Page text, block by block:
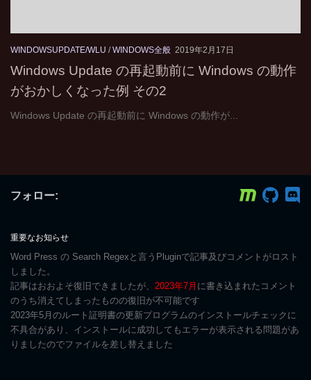
WINDOWSUPDATE/WLU /WINDOWS全般 2019年2月17日
Windows Update の再起動前に Windows の動作
がおかしくなった例 その2
Windows Update の再起動前に Windows の動作が...
フォロー:
重要なお知らせ
Word Press の Search Regexと言うPluginで記事及びコメントがロスト
しました。
記事はおおよそ復旧できましたが、 2023年7月 に書き込まれたコメント
のうち消えてしまったものの復旧が不可能です
2023年5月のルート証明書の更新プログラムのインストールチェックに
不具合があり、インストールに成功してもエラーが表示される問題があ
りましたのでファイルを差し替えました